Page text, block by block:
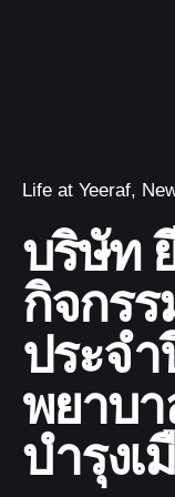
Life at Yeeraf
บริษัท
กิจกร
ประจ
พยาบ
บำรุงเ